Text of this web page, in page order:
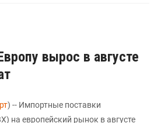
вырос в августе
) -- Импортные поставки
на европейский рынок в августе